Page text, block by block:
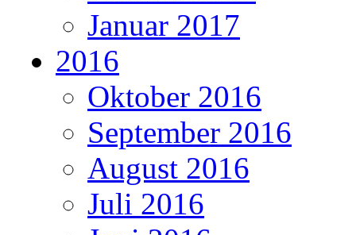
Januar 2017
2016
Oktober 2016
September 2016
August 2016
Juli 2016